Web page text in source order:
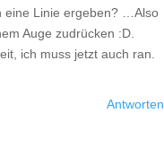
eine Linie ergeben? …Also
Auge zudrücken :D.
ich muss jetzt auch ran.
Antworten